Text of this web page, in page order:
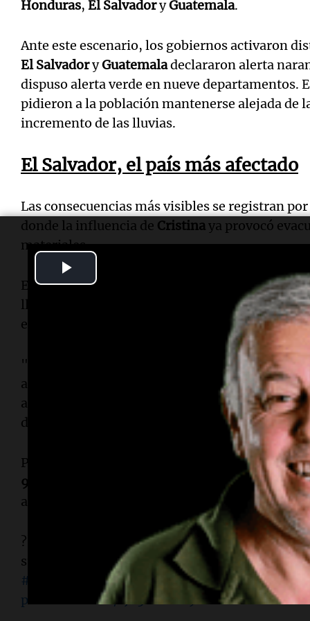
Honduras, El SalvadoryGuatemala.
Ante este escenario, los gobiernos activaron
El SalvadoryGuatemaladeclararon alerta
dispuso alerta verde en nueve departamentos.
pidieron a la población mantenerse alejada de
incremento de las lluvias.
El Salvador, el país más afectado
Las consecuencias más visibles se registran
donde la influencia de Cristinaya provocó
materiales.
ElMinisterio de Medio Ambiente y Recursos
lluvias más intensas se esperan entre este
en la zona costera y la franja volcánica del país.
"La Zona de Convergencia Intertropical se ha
aporte importante de humedad", explicaron las
alertaron sobre ráfagas de viento de hasta40
del litoral.
Protección Civil informó que ya fueron
95 personas
56 menores de edad ,
albergues habilitados en
Sonsonate La
??El centro de la #TormentaTropical#Cristina
sureste de la desembocadura del río Suchiate,
#Guatemala
. Por el momento no afecta costas
pic.twitter.com/1Ju5WebeU9